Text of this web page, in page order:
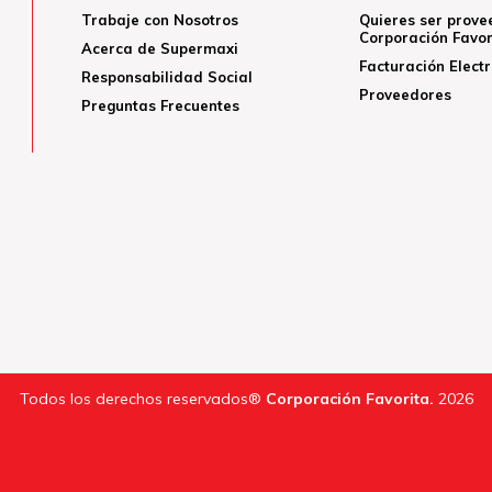
Trabaje con Nosotros
Acerca de Supermaxi
Responsabilidad Social
Preguntas Frecuentes
Quieres ser
Corporación
Facturación
Proveedores
Todos los derechos reservados® Corporación Favorita. 2026